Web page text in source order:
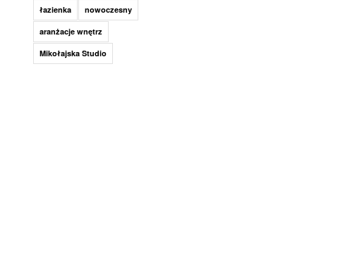
łazienka nowoczesny
aranżacje wnętrz
Mikołajska Studio